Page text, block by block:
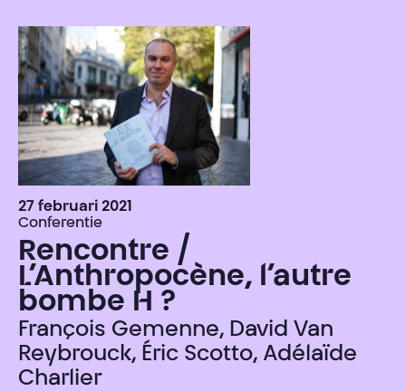
27 februari 2021
Conferentie
Rencontre /
L’Anthropocène, l’autre
bombe H ?
François Gemenne, David Van
Reybrouck, Éric Scotto, Adélaïde
Charlier